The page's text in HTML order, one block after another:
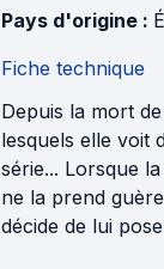
Pays d'origine :
Fiche technique
Depuis la mort
lesquels elle voit
série... Lorsque
ne la prend
décide de lui